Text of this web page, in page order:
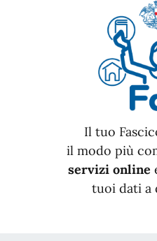
Il tuo
il modo più
servizi online
tuoi dati a